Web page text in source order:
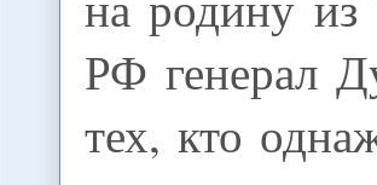
РФ генерал
тех, кто